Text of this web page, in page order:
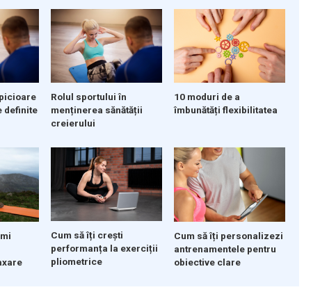
definite
Rolul sportului în
menținerea sănătății
creierului
10 moduri de a
îmbunătăți flexibilitatea
Cum să îți crești
performanța la exerciții
pliometrice
Cum să îți personalizezi
antrenamentele pentru
obiective clare